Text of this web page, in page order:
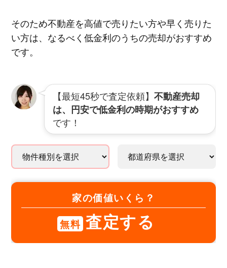
そのため不動産を高値で売りたい方や早く売りた
い方は、なるべく低金利のうちの売却がおすすめ
です。
【最短45秒で査定依頼】 不動産売却
は、円安で低金利の時期がおすすめ
です！
家の価値いくら？
無料 査定する